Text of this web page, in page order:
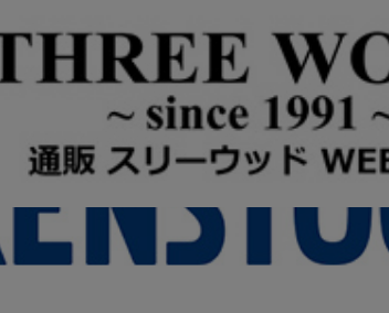
リ ビルコフローサンダル SANDCASTLE レギュラー BI540